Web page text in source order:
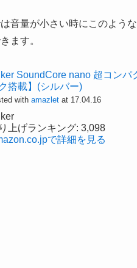
音量が小さい時にこのよう
ます。
SoundCore nano 超コンパ
搭載】(シルバー)
with amazlet at 17.04.16
上げランキング: 3,098
で詳細を見る